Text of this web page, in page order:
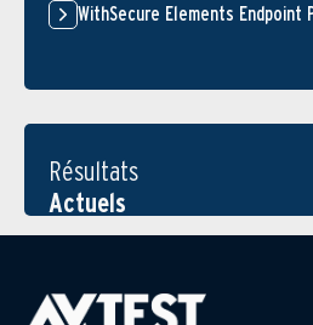
WithSecure Elements Endpoint
Résultats
Actuels